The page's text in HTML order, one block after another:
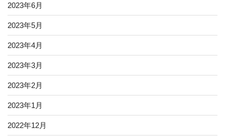
2023年6月
2023年5月
2023年4月
2023年3月
2023年2月
2023年1月
2022年12月